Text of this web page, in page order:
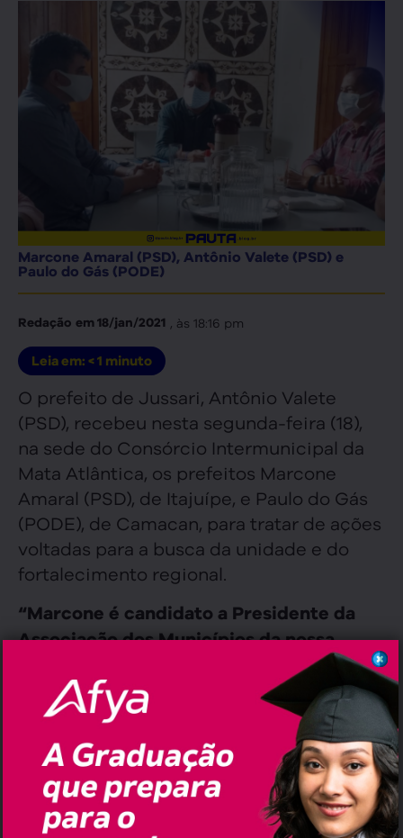
Marcone Amaral (PSD), Antônio Valete (PSD) e
Paulo do Gás (PODE)
Redação em18/jan/2021 , às 18:16 pm
Leia em: < 1 minuto
O prefeito de Jussari, Antônio Valete
(PSD), recebeu nesta segunda-feira (18),
na sede do Consórcio Intermunicipal da
Mata Atlântica, os prefeitos Marcone
Amaral (PSD), de Itajuípe, e Paulo do Gás
(PODE), de Camacan, para tratar de ações
voltadas para a busca da unidade e do
fortalecimento regional.
“Marcone é candidato a Presidente da
Associação dos Municípios da nossa
região (Amurc), e tem sido bastante
atuante com a nossa pauta regional”,
destacou o prefeito Valete.
Facebook
Twitter
Email
WhatsApp
Tags:Bahia,Camacan ,Itajuípe,Jussari